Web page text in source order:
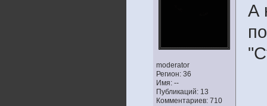
moderator
Регион: 36
Имя: --
Публикаций: 13
Комментариев: 710
А